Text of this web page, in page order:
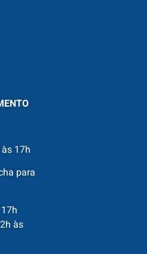
17h
para
às